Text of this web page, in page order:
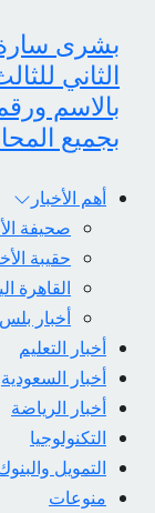
بشرى سارة
بالاسم
بجميع
أهم الأخبار
صحيفة
حقيبة
القاهرة
أخبار بلس 24
أخبار التعليم
أخبار السعودية
أخبار الرياضة
التكنولوجيا
التمويل
منوعات